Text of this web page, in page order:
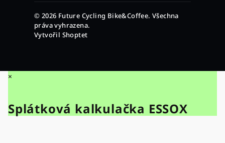
© 2026 Future Cycling Bike&Coffee. Všechna
práva vyhrazena.
Vytvořil Shoptet
×
Splátková kalkulačka ESSOX